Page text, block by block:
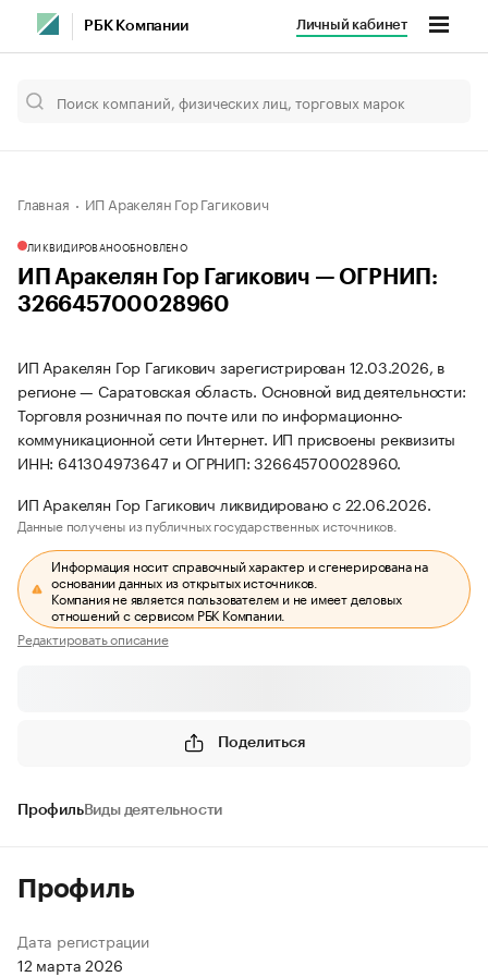
РБК Компании Личный кабинет
Главная ИП Аракелян Гор Гагикович
ЛИКВИДИРОВАНООБНОВЛЕНО
ИП Аракелян Гор Гагикович — ОГРНИП:
326645700028960
ИП Аракелян Гор Гагикович зарегистрирован 12.03.2026, в
регионе — Саратовская область. Основной вид деятельности:
Торговля розничная по почте или по информационно-
коммуникационной сети Интернет. ИП присвоены реквизиты
ИНН: 641304973647 и ОГРНИП: 326645700028960.
ИП Аракелян Гор Гагикович ликвидировано с 22.06.2026.
Данные получены из публичных государственных источников.
Информация носит справочный характер и сгенерирована на
основании данных из открытых источников.
Компания не является пользователем и не имеет деловых
отношений с сервисом РБК Компании.
Редактировать описание
Поделиться
ПрофильВиды деятельности
Профиль
Дата регистрации
12 марта 2026